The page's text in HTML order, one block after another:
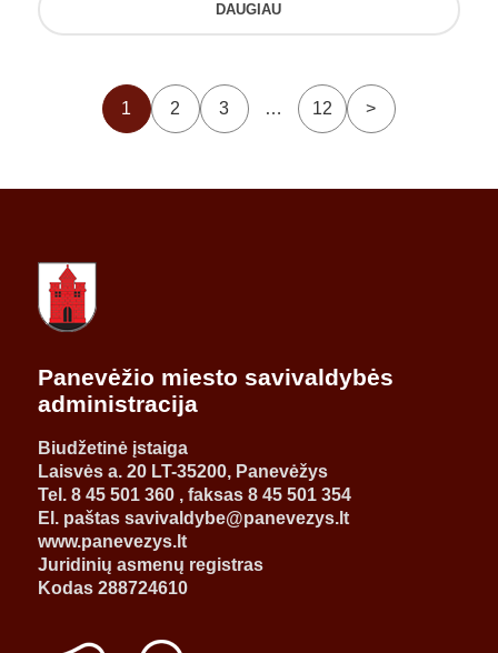
DAUGIAU
1 2 3 … 12 >
Panevėžio miesto savivaldybės
administracija
Biudžetinė įstaiga
Laisvės a. 20 LT-35200, Panevėžys
Tel. 8 45 501 360 , faksas 8 45 501 354
El. paštas savivaldybe@panevezys.lt
www.panevezys.lt
Juridinių asmenų registras
Kodas 288724610